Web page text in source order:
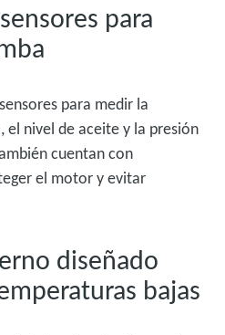
para
para medir la
nivel de aceite y la presión
cuentan con
el motor y evitar
diseñado
bajas